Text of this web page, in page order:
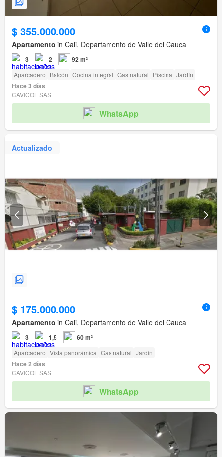
$ 355.000.000
Apartamento in Cali, Departamento de Valle del Cauca
3 2 92 m²
Aparcadero Balcón Cocina integral Gas natural Piscina Jardín
Hace 3 días
CAVICOL SAS
WhatsApp
Actualizado
$ 175.000.000
Apartamento in Cali, Departamento de Valle del Cauca
3 1,5 60 m²
Aparcadero Vista panorámica Gas natural Jardín
Hace 2 días
CAVICOL SAS
WhatsApp